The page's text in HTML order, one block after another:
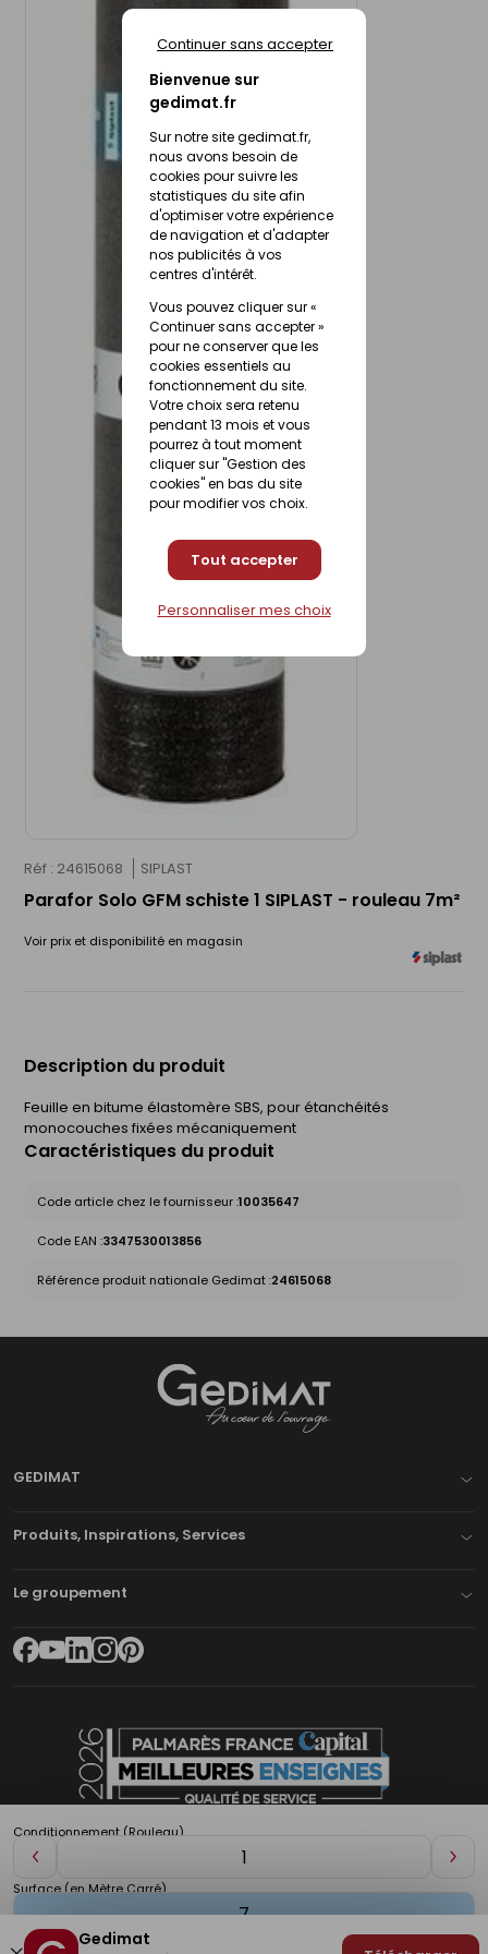
Bienvenue sur
gedimat.fr
Sur notre site gedimat.fr,
nous avons besoin de
cookies pour suivre les
statistiques du site afin
d'optimiser votre expérience
de navigation et d'adapter
nos publicités à vos
centres d'intérêt.
Vous pouvez cliquer sur «
Continuer sans accepter »
pour ne conserver que les
cookies essentiels au
fonctionnement du site.
Votre choix sera retenu
pendant 13 mois et vous
pourrez à tout moment
cliquer sur "Gestion des
cookies" en bas du site
pour modifier vos choix.
Tout accepter
Continuer sans accepter
Personnaliser mes choix
Réf : 24615068 SIPLAST
Parafor Solo GFM schiste 1 SIPLAST - rouleau 7m²
Voir prix et disponibilité en magasin
Conditionnement (Rouleau)
Diminuer
de
Surface (en Mètre Carré)
Description du produit
Feuille en bitume élastomère SBS, pour étanchéités
monocouches fixées mécaniquement
Caractéristiques du produit
Code article chez le fournisseur :10035647
Code EAN :3347530013856
Référence produit nationale Gedimat :24615068
GEDIMAT
Produits, Inspirations, Services
Le groupement
Plan du siteMentions légales
Déclaration d'accessibilité
Gedimat